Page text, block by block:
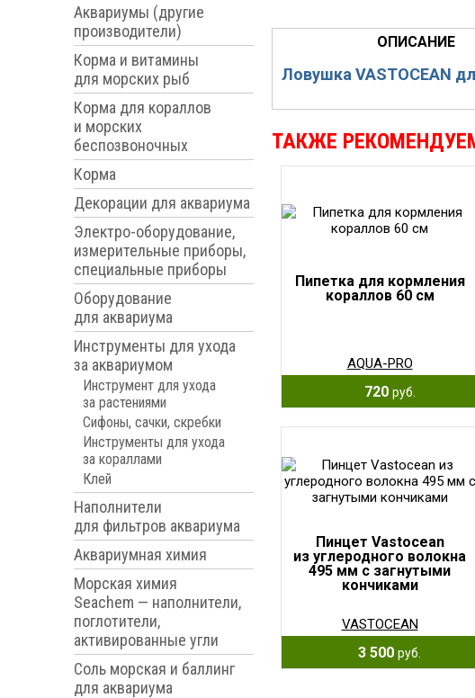
Аквариумы (другие
производители)
Корма и витамины
для морских рыб
Корма для кораллов
и морских
беспозвоночных
Корма
Декорации для аквариума
Электро-оборудование,
измерительные приборы,
специальные приборы
Оборудование
для аквариума
Инструменты для ухода
за аквариумом
Инструмент для ухода
за растениями
Сифоны, сачки, скребки
Инструменты для ухода
за кораллами
Клей
Наполнители
для фильтров аквариума
Аквариумная химия
Морская химия
Seachem — наполнители,
поглотители,
активированные угли
Соль морская и баллинг
для аквариума
ОПИСАНИЕ
Ловушка VASTOCEAN
ТАКЖЕ
Пипетка для кормления
кораллов 60 см
AQUA-PRO
720 руб.
Пинцет Vastocean
из углеродного волокна
495 мм с загнутыми
кончиками
VASTOCEAN
3 500 руб.